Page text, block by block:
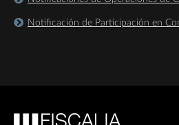
Notificación de Participación en